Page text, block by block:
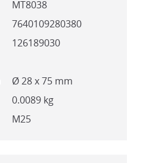
MT8038
7640109280380
126189030
Ø 28 x 75 mm
0.0089 kg
M25